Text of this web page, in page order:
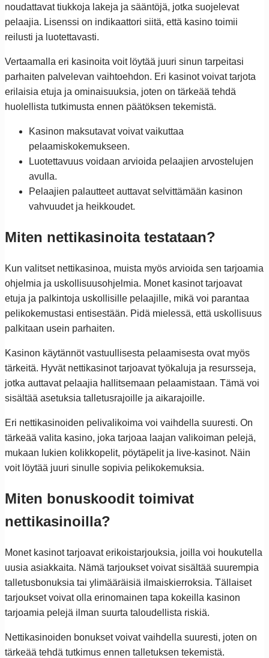
noudattavat tiukkoja lakeja ja sääntöjä, jotka suojelevat
pelaajia. Lisenssi on indikaattori siitä, että kasino toimii
reilusti ja luotettavasti.
Vertaamalla eri kasinoita voit löytää juuri sinun tarpeitasi
parhaiten palvelevan vaihtoehdon. Eri kasinot voivat tarjota
erilaisia etuja ja ominaisuuksia, joten on tärkeää tehdä
huolellista tutkimusta ennen päätöksen tekemistä.
Kasinon maksutavat voivat vaikuttaa
pelaamiskokemukseen.
Luotettavuus voidaan arvioida pelaajien arvostelujen
avulla.
Pelaajien palautteet auttavat selvittämään kasinon
vahvuudet ja heikkoudet.
Miten nettikasinoita testataan?
Kun valitset nettikasinoa, muista myös arvioida sen tarjoamia
ohjelmia ja uskollisuusohjelmia. Monet kasinot tarjoavat
etuja ja palkintoja uskollisille pelaajille, mikä voi parantaa
pelikokemustasi entisestään. Pidä mielessä, että uskollisuus
palkitaan usein parhaiten.
Kasinon käytännöt vastuullisesta pelaamisesta ovat myös
tärkeitä. Hyvät nettikasinot tarjoavat työkaluja ja resursseja,
jotka auttavat pelaajia hallitsemaan pelaamistaan. Tämä voi
sisältää asetuksia talletusrajoille ja aikarajoille.
Eri nettikasinoiden pelivalikoima voi vaihdella suuresti. On
tärkeää valita kasino, joka tarjoaa laajan valikoiman pelejä,
mukaan lukien kolikkopelit, pöytäpelit ja live-kasinot. Näin
voit löytää juuri sinulle sopivia pelikokemuksia.
Miten bonuskoodit toimivat
nettikasinoilla?
Monet kasinot tarjoavat erikoistarjouksia, joilla voi houkutella
uusia asiakkaita. Nämä tarjoukset voivat sisältää suurempia
talletusbonuksia tai ylimääräisiä ilmaiskierroksia. Tällaiset
tarjoukset voivat olla erinomainen tapa kokeilla kasinon
tarjoamia pelejä ilman suurta taloudellista riskiä.
Nettikasinoiden bonukset voivat vaihdella suuresti, joten on
tärkeää tehdä tutkimus ennen talletuksen tekemistä.